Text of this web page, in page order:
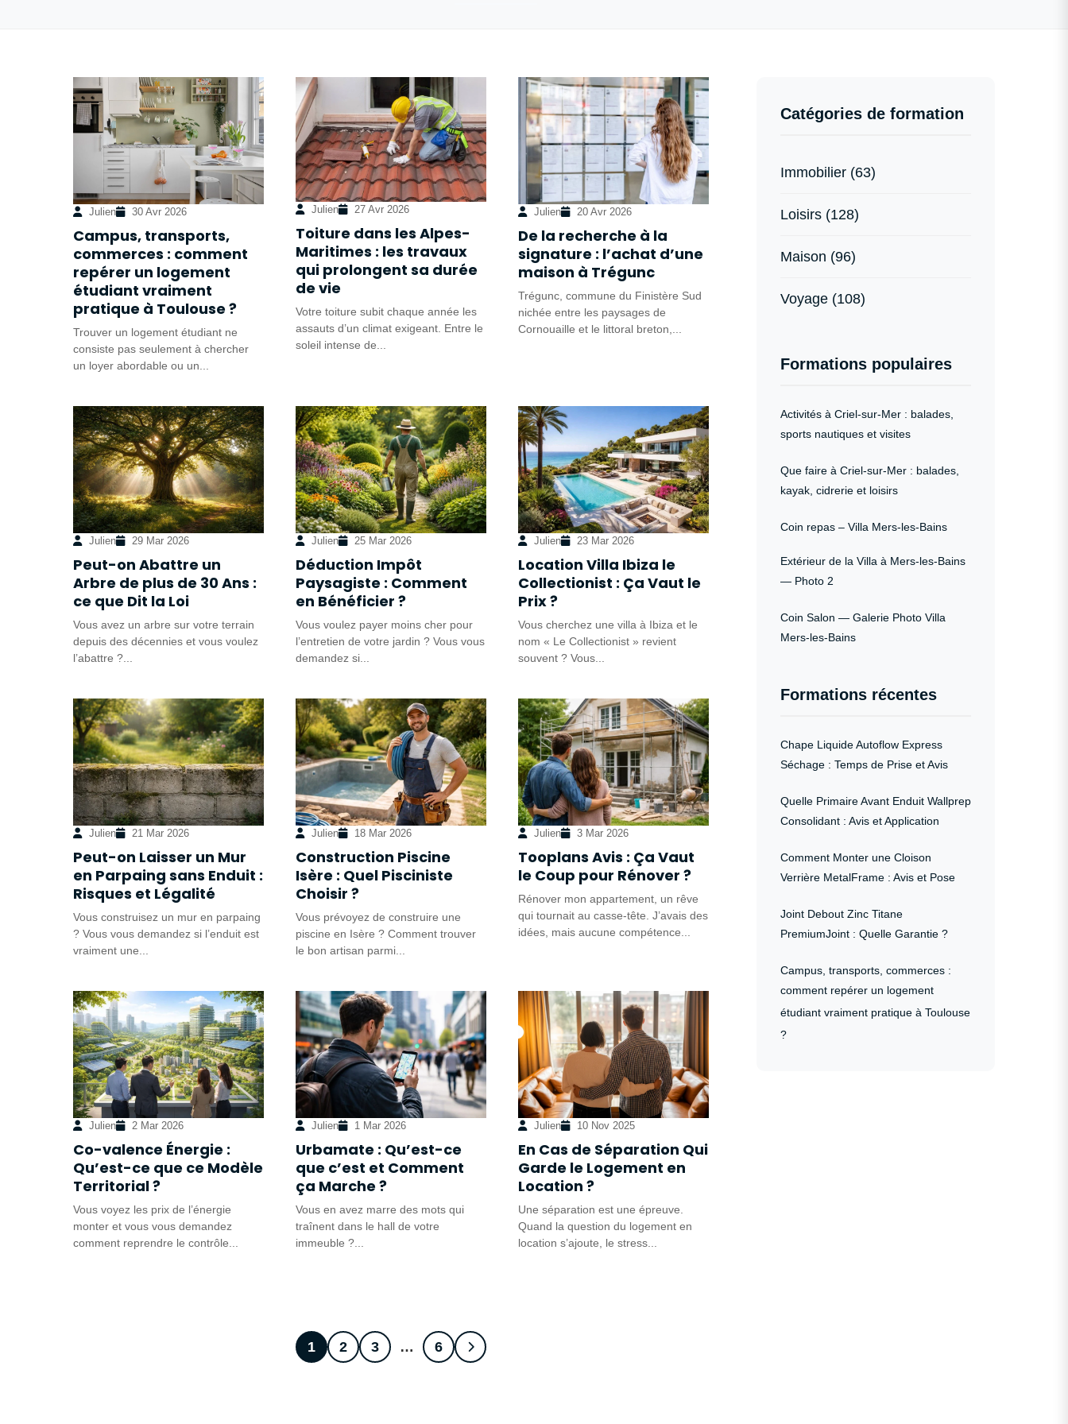
Julien 30 Avr 2026
Campus, transports,
commerces : comment
repérer un logement
étudiant vraiment
pratique à Toulouse ?
Trouver un logement étudiant ne
consiste pas seulement à chercher
un loyer abordable ou un...
Julien 27 Avr 2026
Toiture dans les Alpes-
Maritimes : les travaux
qui prolongent sa durée
de vie
Votre toiture subit chaque année les
assauts d’un climat exigeant. Entre le
soleil intense de...
Julien 20 Avr 2026
De la recherche à la
signature : l’achat d’une
maison à Trégunc
Trégunc, commune du Finistère Sud
nichée entre les paysages de
Cornouaille et le littoral breton,...
Julien 29 Mar 2026
Peut-on Abattre un
Arbre de plus de 30 Ans :
ce que Dit la Loi
Vous avez un arbre sur votre terrain
depuis des décennies et vous voulez
l’abattre ?...
Julien 25 Mar 2026
Déduction Impôt
Paysagiste : Comment
en Bénéficier ?
Vous voulez payer moins cher pour
l’entretien de votre jardin ? Vous vous
demandez si...
Julien 23 Mar 2026
Location Villa Ibiza le
Collectionist : Ça Vaut le
Prix ?
Vous cherchez une villa à Ibiza et le
nom « Le Collectionist » revient
souvent ? Vous...
Julien 21 Mar 2026
Peut-on Laisser un Mur
en Parpaing sans Enduit :
Risques et Légalité
Vous construisez un mur en parpaing
? Vous vous demandez si l’enduit est
vraiment une...
Julien 18 Mar 2026
Construction Piscine
Isère : Quel Pisciniste
Choisir ?
Vous prévoyez de construire une
piscine en Isère ? Comment trouver
le bon artisan parmi...
Julien 3 Mar 2026
Tooplans Avis : Ça Vaut
le Coup pour Rénover ?
Rénover mon appartement, un rêve
qui tournait au casse-tête. J’avais des
idées, mais aucune compétence...
Julien 2 Mar 2026
Co-valence Énergie :
Qu’est-ce que ce Modèle
Territorial ?
Vous voyez les prix de l’énergie
monter et vous vous demandez
comment reprendre le contrôle...
Julien 1 Mar 2026
Urbamate : Qu’est-ce
que c’est et Comment
ça Marche ?
Vous en avez marre des mots qui
traînent dans le hall de votre
immeuble ?...
Julien 10 Nov 2025
En Cas de Séparation Qui
Garde le Logement en
Location ?
Une séparation est une épreuve.
Quand la question du logement en
location s’ajoute, le stress...
1 2 3 … 6
Catégories de formation
Immobilier (63)
Loisirs (128)
Maison (96)
Voyage (108)
Formations populaires
Activités à Criel‑sur‑Mer : balades,
sports nautiques et visites
Que faire à Criel‑sur‑Mer : balades,
kayak, cidrerie et loisirs
Coin repas – Villa Mers-les-Bains
Extérieur de la Villa à Mers-les-Bains
— Photo 2
Coin Salon — Galerie Photo Villa
Mers‑les‑Bains
Formations récentes
Chape Liquide Autoflow Express
Séchage : Temps de Prise et Avis
Quelle Primaire Avant Enduit Wallprep
Consolidant : Avis et Application
Comment Monter une Cloison
Verrière MetalFrame : Avis et Pose
Joint Debout Zinc Titane
PremiumJoint : Quelle Garantie ?
Campus, transports, commerces :
comment repérer un logement
étudiant vraiment pratique à Toulouse
?